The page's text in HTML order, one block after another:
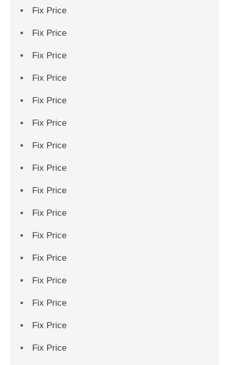
Fix Price
Fix Price
Fix Price
Fix Price
Fix Price
Fix Price
Fix Price
Fix Price
Fix Price
Fix Price
Fix Price
Fix Price
Fix Price
Fix Price
Fix Price
Fix Price